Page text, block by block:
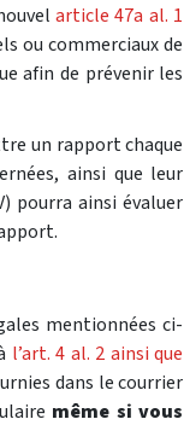
article 47a al. 1
ou commerciaux de
afin de prévenir les
un rapport chaque
ainsi que leur
pourra ainsi évaluer
mentionnées ci-
l’art. 4 al. 2 ainsi que
dans le courrier
même si vous